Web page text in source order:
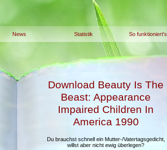
News Statistik So funktioniert's
Download Beauty Is The
Beast: Appearance
Impaired Children In
America 1990
Du brauchst schnell ein Mutter-/Vatertagsgedicht,
willst aber nicht ewig überlegen?